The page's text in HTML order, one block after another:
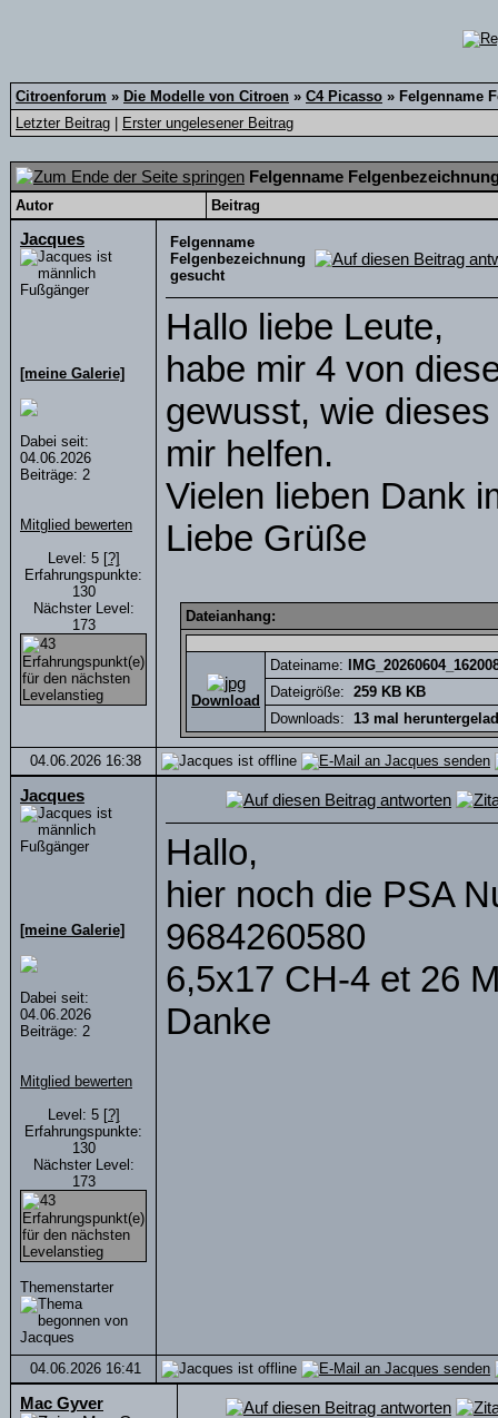
Citroenforum » Die Modelle von Citroen » C4 Picasso » Felgenname
Letzter Beitrag
Erster ungelesener Beitrag
Felgenname
Autor Beitrag
Jacques
Fußgänger
[meine Galerie]
Dabei seit:
04.06.2026
Beiträge: 2
Mitglied bewerten
Level: 5 [?]
Erfahrungspunkte:
130
Nächster Level:
173
Felgenname
Felgenbezeichnung
gesucht
Hallo liebe Leute,
habe mir 4 von
gewusst, wie
mir helfen.
Vielen lieben Dank
Liebe Grüße
Dateianhang:
Download
Dateiname:
Dateigröße: 259 KB KB
Downloads: 13 mal
04.06.2026 16:38
Jacques
Fußgänger
[meine Galerie]
Dabei seit:
04.06.2026
Beiträge: 2
Mitglied bewerten
Level: 5 [?]
Erfahrungspunkte:
130
Nächster Level:
173
Themenstarter
Hallo,
hier noch die PSA
9684260580
6,5x17 CH-4 et 26
Danke
04.06.2026 16:41
Mac Gyver